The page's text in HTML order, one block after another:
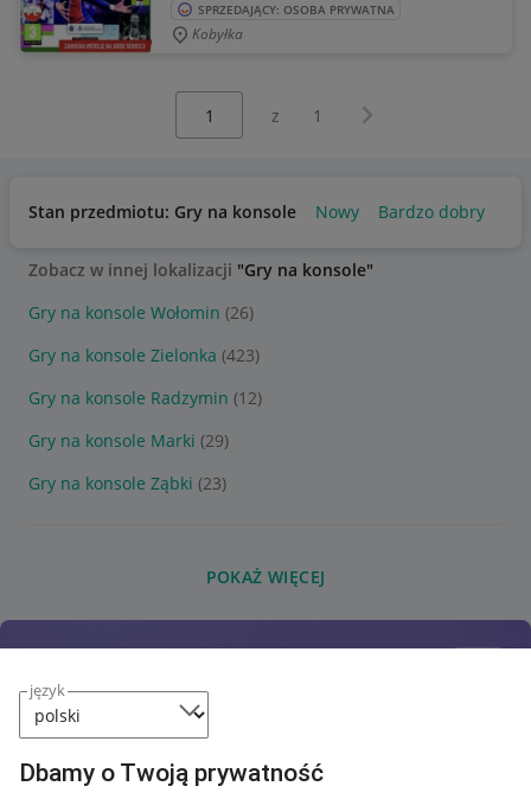
język
Dbamy o Twoją prywatność
SPRZEDAJĄCY: OSOBA PRYWATNA
Kobyłka
z 1 Następna strona
Stan przedmiotu: Gry na konsole Nowy Bardzo dobry
Zobacz w innej lokalizacji "Gry na konsole"
Gry na konsole Wołomin (26)
Gry na konsole Zielonka (423)
Gry na konsole Radzymin (12)
Gry na konsole Marki (29)
Gry na konsole Ząbki (23)
POKAŻ WIĘCEJ